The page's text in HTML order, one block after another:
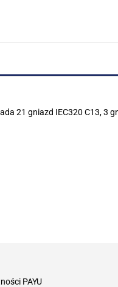
21 gniazd IEC320 C13, 3
PAYU